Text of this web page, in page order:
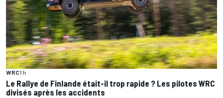
WRC1 h
Le Rallye de Finlande était-il trop rapide ? Les pilotes WRC
divisés après les accidents